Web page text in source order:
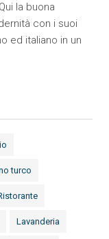
la buona
con i suoi
ed italiano in un
turco
Lavanderia